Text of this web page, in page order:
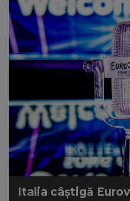
Italia câștigă